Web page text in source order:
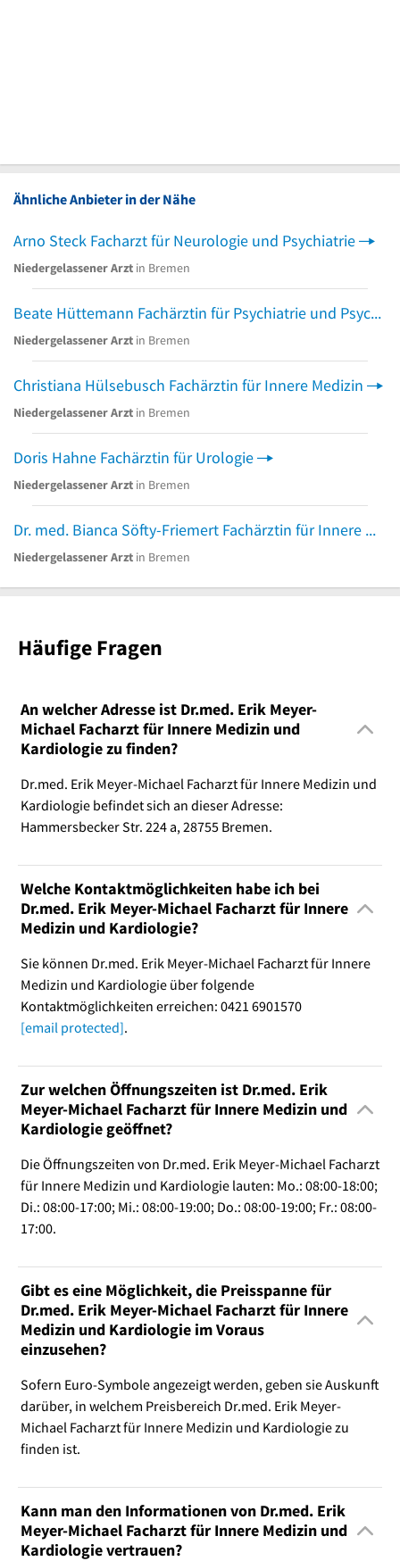
Ähnliche Anbieter in der Nähe
Arno Steck Facharzt für Neurologie und Psychiatrie
Niedergelassener Arzt in Bremen
Beate Hüttemann Fachärztin für Psychiatrie und Psychotherapie
Niedergelassener Arzt in Bremen
Christiana Hülsebusch Fachärztin für Innere Medizin
Niedergelassener Arzt in Bremen
Doris Hahne Fachärztin für Urologie
Niedergelassener Arzt in Bremen
Dr. med. Bianca Söfty-Friemert Fachärztin für Innere Medizin und Kardiologie
Niedergelassener Arzt in Bremen
Häufige Fragen
An welcher Adresse ist Dr.med. Erik Meyer-
Michael Facharzt für Innere Medizin und
Kardiologie zu finden?
Dr.med. Erik Meyer-Michael Facharzt für Innere Medizin und
Kardiologie befindet sich an dieser Adresse:
Hammersbecker Str. 224 a, 28755 Bremen.
Welche Kontaktmöglichkeiten habe ich bei
Dr.med. Erik Meyer-Michael Facharzt für Innere
Medizin und Kardiologie?
Sie können Dr.med. Erik Meyer-Michael Facharzt für Innere
Medizin und Kardiologie über folgende
Kontaktmöglichkeiten erreichen: 0421 6901570
[email protected].
Zur welchen Öffnungszeiten ist Dr.med. Erik
Meyer-Michael Facharzt für Innere Medizin und
Kardiologie geöffnet?
Die Öffnungszeiten von Dr.med. Erik Meyer-Michael Facharzt
für Innere Medizin und Kardiologie lauten: Mo.: 08:00-18:00;
Di.: 08:00-17:00; Mi.: 08:00-19:00; Do.: 08:00-19:00; Fr.: 08:00-
17:00.
Gibt es eine Möglichkeit, die Preisspanne für
Dr.med. Erik Meyer-Michael Facharzt für Innere
Medizin und Kardiologie im Voraus
einzusehen?
Sofern Euro-Symbole angezeigt werden, geben sie Auskunft
darüber, in welchem Preisbereich Dr.med. Erik Meyer-
Michael Facharzt für Innere Medizin und Kardiologie zu
finden ist.
Kann man den Informationen von Dr.med. Erik
Meyer-Michael Facharzt für Innere Medizin und
Kardiologie vertrauen?